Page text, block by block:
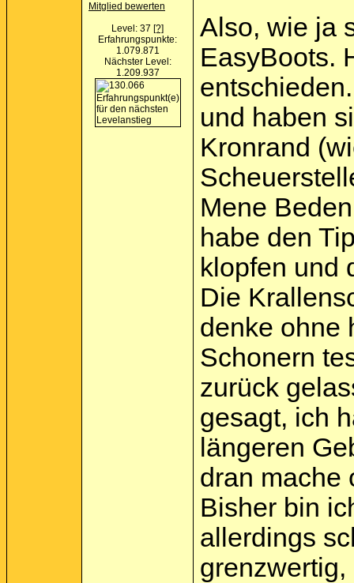
Mitglied bewerten
Level: 37 [?]
Erfahrungspunkte:
1.079.871
Nächster Level:
1.209.937
Also, wie ja
EasyBoots.
und haben
Kronrand
Mene
habe den
klopfen und
Die
denke ohne
Schonern
zurück
gesagt, ich
längeren
dran mache
Bisher bin
allerdings